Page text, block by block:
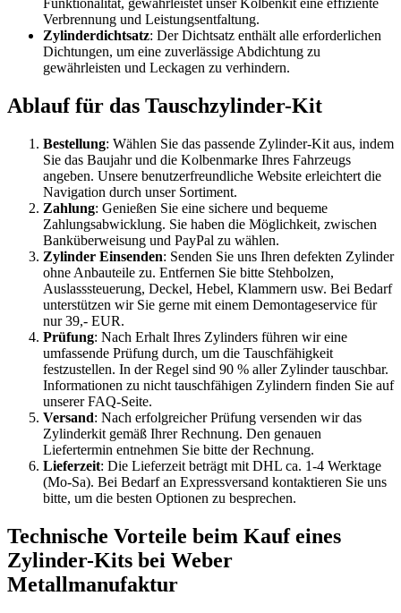
Verbrennung und Leistungsentfaltung.
Zylinderdichtsatz: Der Dichtsatz enthält alle erforderlichen
Dichtungen, um eine zuverlässige Abdichtung zu
gewährleisten und Leckagen zu verhindern.
Ablauf für das Tauschzylinder-Kit
Bestellung: Wählen Sie das passende Zylinder-Kit aus, indem
Sie das Baujahr und die Kolbenmarke Ihres Fahrzeugs
angeben. Unsere benutzerfreundliche Website erleichtert die
Navigation durch unser Sortiment.
Zahlung: Genießen Sie eine sichere und bequeme
Zahlungsabwicklung. Sie haben die Möglichkeit, zwischen
Banküberweisung und PayPal zu wählen.
Zylinder Einsenden: Senden Sie uns Ihren defekten Zylinder
ohne Anbauteile zu. Entfernen Sie bitte Stehbolzen,
Auslasssteuerung, Deckel, Hebel, Klammern usw. Bei Bedarf
unterstützen wir Sie gerne mit einem Demontageservice für
nur 39,- EUR.
Prüfung: Nach Erhalt Ihres Zylinders führen wir eine
umfassende Prüfung durch, um die Tauschfähigkeit
festzustellen. In der Regel sind 90 % aller Zylinder tauschbar.
Informationen zu nicht tauschfähigen Zylindern finden Sie auf
unserer FAQ-Seite.
Versand: Nach erfolgreicher Prüfung versenden wir das
Zylinderkit gemäß Ihrer Rechnung. Den genauen
Liefertermin entnehmen Sie bitte der Rechnung.
Lieferzeit: Die Lieferzeit beträgt mit DHL ca. 1-4 Werktage
(Mo-Sa). Bei Bedarf an Expressversand kontaktieren Sie uns
bitte, um die besten Optionen zu besprechen.
Technische Vorteile beim Kauf eines
Zylinder-Kits bei Weber
Metallmanufaktur